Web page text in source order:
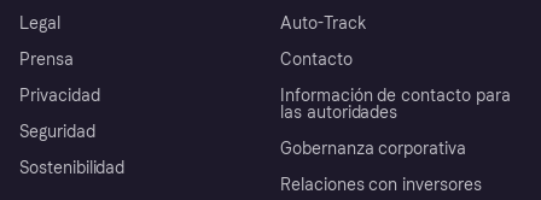
Legal
Prensa
Privacidad
Seguridad
Sostenibilidad
Auto-Track
Contacto
Información de contacto para
las autoridades
Gobernanza corporativa
Relaciones con inversores